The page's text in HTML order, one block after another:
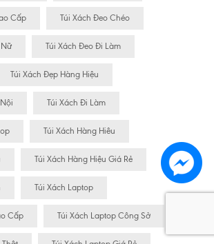
Cấp Túi Xách Đeo Chéo
Túi Xách Đeo Đi Làm
Túi Xách Đẹp Hàng Hiệu
Túi Xách Đi Làm
Túi Xách Hàng Hiêu
Túi Xách Hàng Hiệu Giá Rẻ
Túi Xách Laptop
Cấp Túi Xách Laptop Công Sở